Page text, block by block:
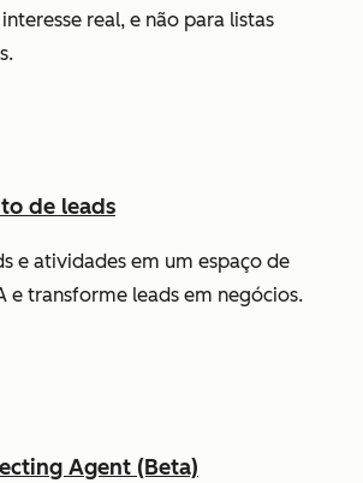
real, e não para listas
de leads
e atividades em um espaço de
e transforme leads em negócios.
Agent (Beta)